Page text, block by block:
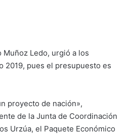
Ledo, urgió a los
2019, pues el presupuesto es
proyecto de nación»,
de la Junta de Coordinación
Urzúa, el Paquete Económico